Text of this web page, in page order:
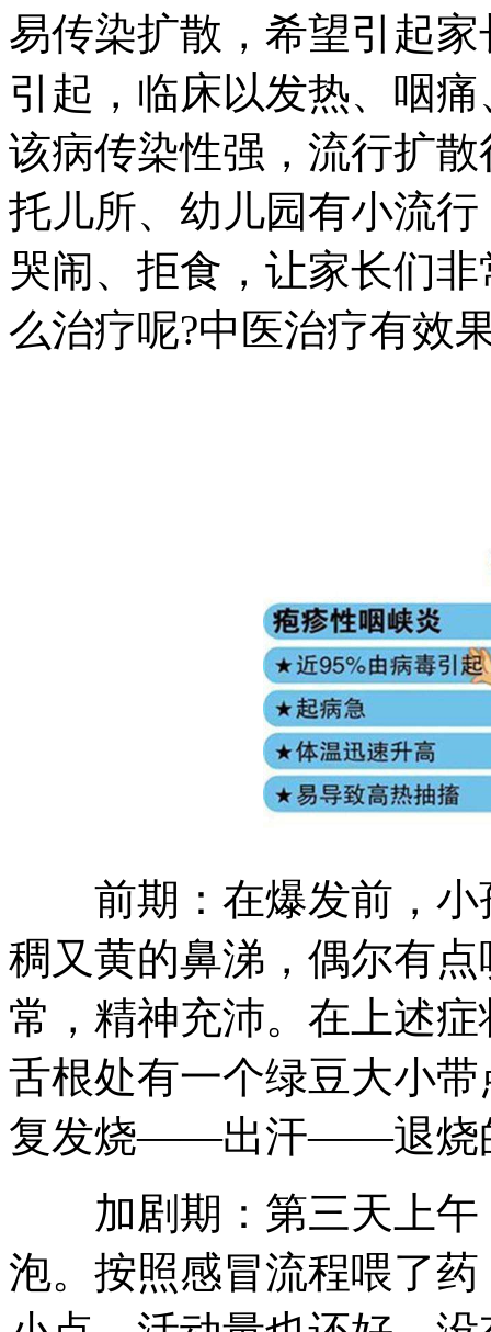
易传染扩散，希望引起
引起，临床以发热、咽
该病传染性强，流行扩
托儿所、幼儿园有小流
哭闹、拒食，让家长们
么治疗呢?中医治疗有效
前期：在爆发前，小
稠又黄的鼻涕，偶尔有
常，精神充沛。在上述
舌根处有一个绿豆大小
复发烧——出汗——退烧
加剧期：第三天上午
泡。按照感冒流程喂了